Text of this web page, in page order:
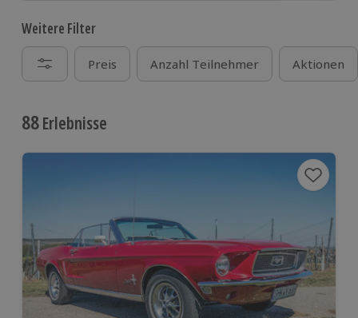
Weitere Filter
Preis Anzahl Teilnehmer Aktionen
88Erlebnisse